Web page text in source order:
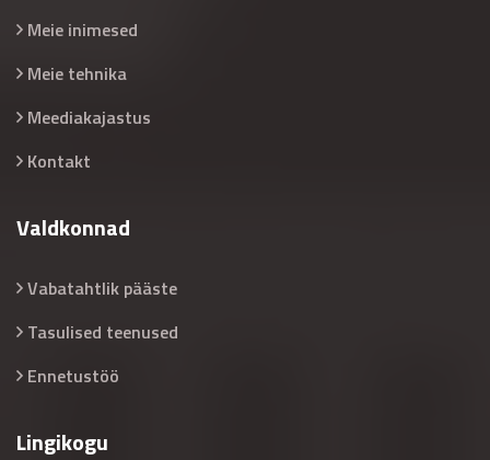
Meie inimesed
Meie tehnika
Meediakajastus
Kontakt
Valdkonnad
Vabatahtlik pääste
Tasulised teenused
Ennetustöö
Lingikogu